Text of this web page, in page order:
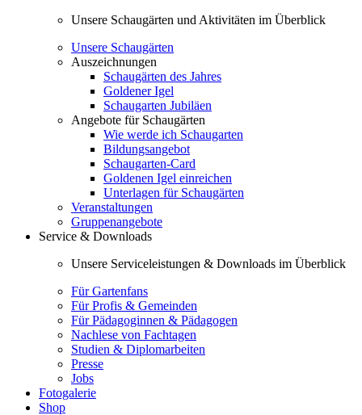
Unsere Schaugärten und Aktivitäten im Überblick
Unsere Schaugärten
Auszeichnungen
Schaugärten des Jahres
Goldener Igel
Schaugarten Jubiläen
Angebote für Schaugärten
Wie werde ich Schaugarten
Bildungsangebot
Schaugarten-Card
Goldenen Igel einreichen
Unterlagen für Schaugärten
Veranstaltungen
Gruppenangebote
Service & Downloads
Unsere Serviceleistungen & Downloads im Überblick
Für Gartenfans
Für Profis & Gemeinden
Für Pädagoginnen & Pädagogen
Nachlese von Fachtagen
Studien & Diplomarbeiten
Presse
Jobs
Fotogalerie
Shop